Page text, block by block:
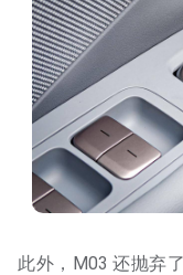
此外，M03 还抛弃